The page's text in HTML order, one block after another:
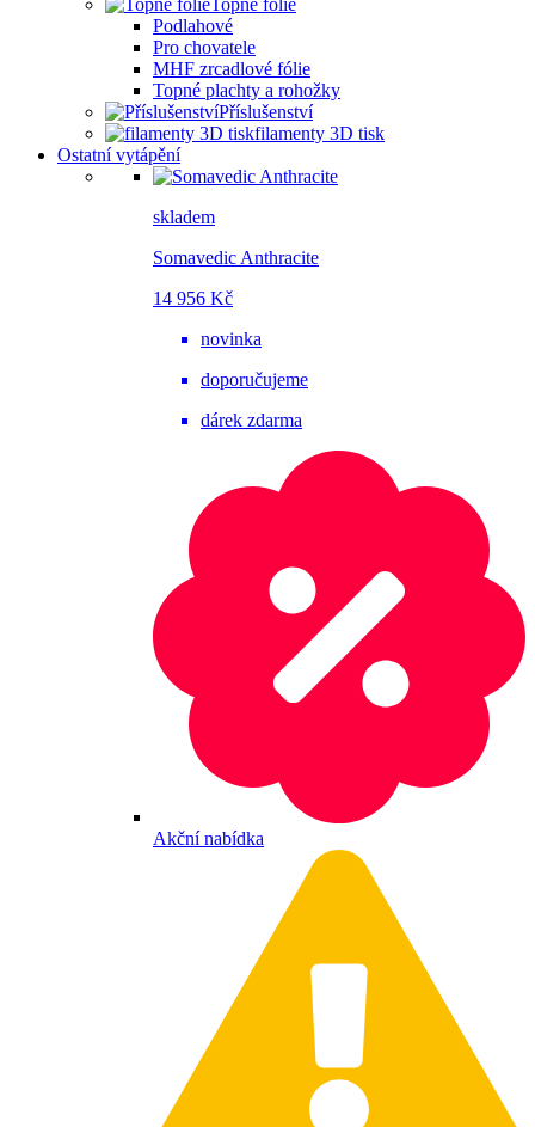
Topné fólie
Podlahové
Pro chovatele
MHF zrcadlové fólie
Topné plachty a rohožky
Příslušenství
filamenty 3D tisk
Ostatní vytápění
skladem
Somavedic Anthracite
14 956 Kč
novinka
doporučujeme
dárek zdarma
Akční nabídka